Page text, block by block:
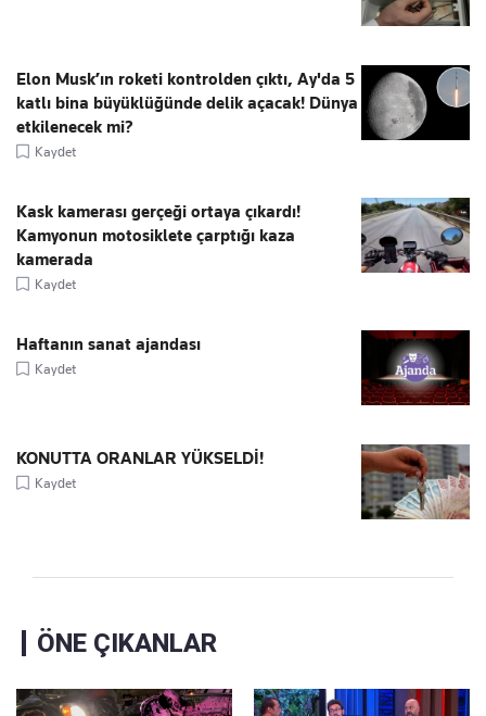
Elon Musk’ın roketi kontrolden çıktı, Ay'da 5
katlı bina büyüklüğünde delik açacak! Dünya
etkilenecek mi?
Kaydet
Kask kamerası gerçeği ortaya çıkardı!
Kamyonun motosiklete çarptığı kaza
kamerada
Kaydet
Haftanın sanat ajandası
Kaydet
KONUTTA ORANLAR YÜKSELDİ!
Kaydet
ÖNE ÇIKANLAR